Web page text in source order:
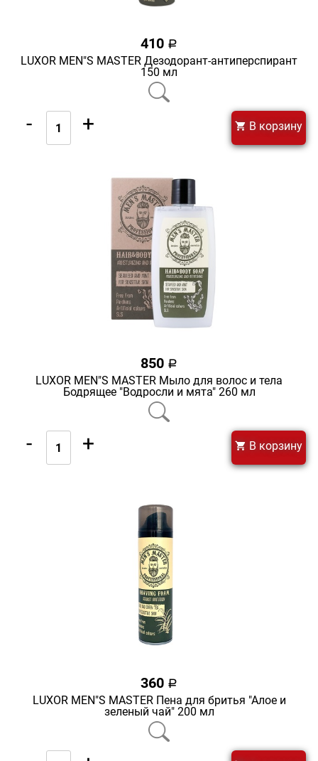
410 a
LUXOR MEN"S MASTER Дезодорант-антиперспирант
150 мл
- + В корзину
850 a
LUXOR MEN"S MASTER Мыло для волос и тела
Бодрящее "Водросли и мята" 260 мл
- + В корзину
360 a
LUXOR MEN"S MASTER Пена для бритья "Алое и
зеленый чай" 200 мл